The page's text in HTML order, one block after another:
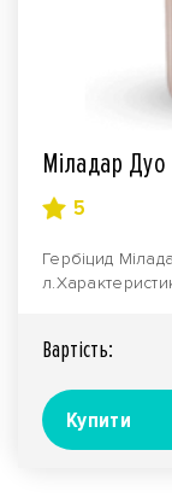
Міладар Дуо
5
Гербіцид
Вартiсть:
Купити